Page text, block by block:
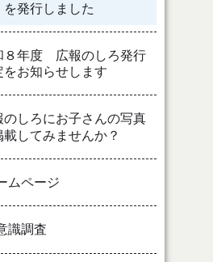
を発行しました
８年度 広報のしろ発行
をお知らせします
のしろにお子さんの写真
載してみませんか？
ムページ
識調査